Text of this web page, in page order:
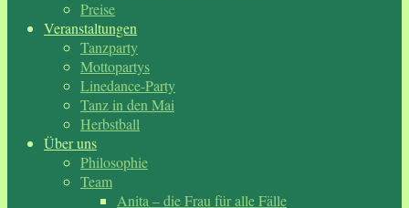
Preise
Veranstaltungen
Tanzparty
Mottopartys
Linedance-Party
Tanz in den Mai
Herbstball
Über uns
Philosophie
Team
Anita – die Frau für alle Fälle